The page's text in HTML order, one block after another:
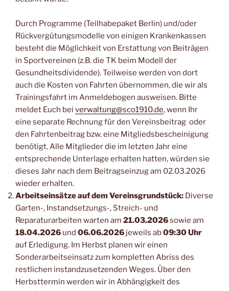
Durch Programme (Teilhabepaket Berlin) und/oder
Rückvergütungsmodelle von einigen Krankenkassen
besteht die Möglichkeit von Erstattung von Beiträgen
in Sportvereinen (z.B. die TK beim Modell der
Gesundheitsdividende). Teilweise werden von dort
auch die Kosten von Fahrten übernommen, die wir als
Trainingsfahrt im Anmeldebogen ausweisen. Bitte
meldet Euch bei verwaltung@sco1910.de, wenn Ihr
eine separate Rechnung für den Vereinsbeitrag oder
den Fahrtenbeitrag bzw. eine Mitgliedsbescheinigung
benötigt. Alle Mitglieder die im letzten Jahr eine
entsprechende Unterlage erhalten hatten, würden sie
dieses Jahr nach dem Beitragseinzug am 02.03.2026
wieder erhalten.
Arbeitseinsätze auf dem Vereinsgrundstück: Diverse
Garten-, Instandsetzungs-, Streich- und
Reparaturarbeiten warten am 21.03.2026sowie am
18.04.2026 und 06.06.2026 jeweils ab09:30 Uhr
auf Erledigung. Im Herbst planen wir einen
Sonderarbeitseinsatz zum kompletten Abriss des
restlichen instandzusetzenden Weges. Über den
Herbsttermin werden wir in Abhängigkeit des